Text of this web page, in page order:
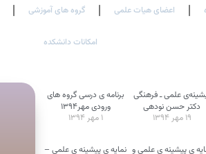
اعضای هیات علمی گروه های آموزشی
امکانات دانشکده
علمی ـ فرهنگی
دکتر حسن نودهی
۱۹ مهر ۱۳۹۴
برنامه ی درسی گروه های
ورودی مهر۱۳۹۴
۱ مهر ۱۳۹۴
ی پیشینه ی علمی و نمایه ی پیشینه ی علمی –